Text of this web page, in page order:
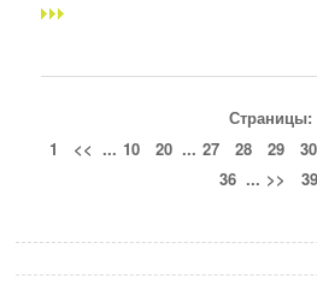
Страницы:
1
<< ... 10 20 ... 27 28 29 30
36 ... >> 39